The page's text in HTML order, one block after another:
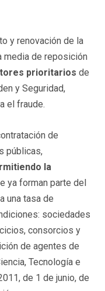
y renovación de la
media de reposición
prioritarios de
y Seguridad,
el fraude.
de
públicas,
la
ya forman parte del
una tasa de
sociedades
consorcios y
de agentes de
Tecnología e
de 1 de junio, de